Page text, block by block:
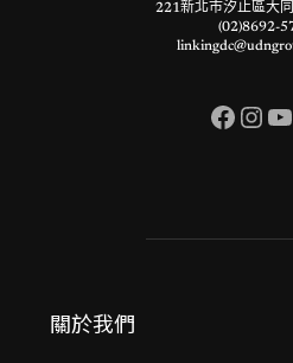
221新北市汐止區大
(02)8692-
Facebook InstagramYouTube
關於我們